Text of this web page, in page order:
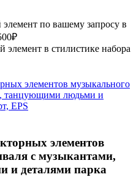
элемент по вашему запросу в
элемент в стилистике набора
элементов
с музыкантами,
и деталями парка